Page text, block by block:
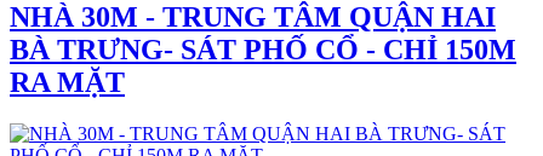
NHÀ 30M - TRUNG TÂM QUẬN HAI
BÀ TRƯNG- SÁT PHỐ CỔ - CHỈ 150M
RA MẶT